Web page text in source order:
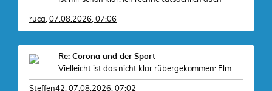
ruca, 07.08.2026, 07:06
Re: Corona und der Sport
Vielleicht ist das nicht klar rübergekommen: Elm
Steffen42, 07.08.2026, 07:02